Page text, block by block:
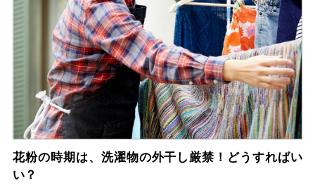
花粉の時期は、洗濯物の外干し厳禁！どうすればい
い？